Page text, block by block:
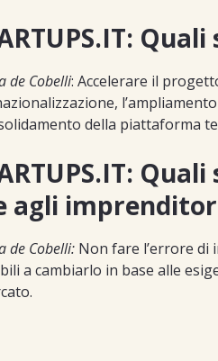
de Cobelli: Accelerare il
della piattaforma
agli
de Cobelli: Non fare l’errore di
a cambiarlo in base alle